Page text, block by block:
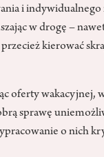
i indywidualnego
w drogę –
prze­cież kierować
oferty wakacyjnej,
sprawę
o nich